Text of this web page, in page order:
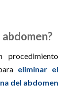
procedimiento
eliminar el
del abdomen